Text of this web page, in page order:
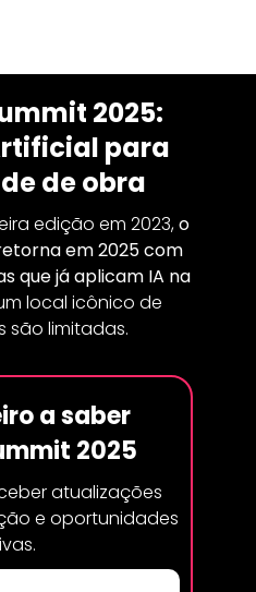
2025:
para
de obra
edição em 2023,o
em 2025 com
que já aplicam IA na
local icônico de
são limitadas.
a saber
2025
atualizações
e oportunidades